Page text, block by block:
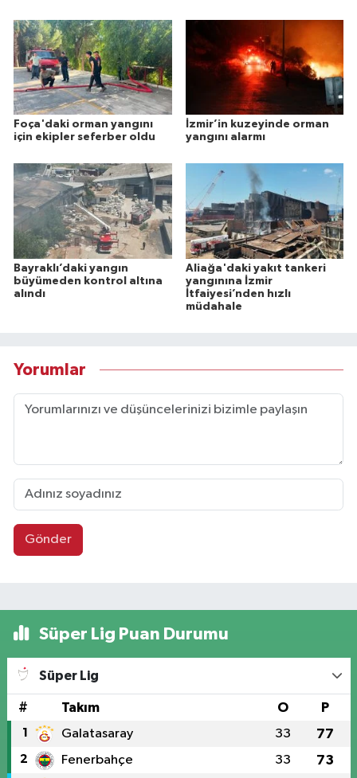
Foça'daki orman yangını
için ekipler seferber oldu
İzmir’in kuzeyinde orman
yangını alarmı
Bayraklı’daki yangın
büyümeden kontrol altına
alındı
Aliağa'daki yakıt tankeri
yangınına İzmir
İtfaiyesi’nden hızlı
müdahale
Yorumlar
Gönder
Süper Lig Puan Durumu
Süper Lig
# Takım O P
1 Galatasaray 33 77
2 Fenerbahçe 33 73